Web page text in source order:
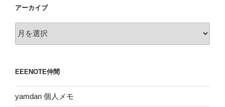
アーカイブ
ー
ブ
EEENOTE仲間
yamdan 個人メモ